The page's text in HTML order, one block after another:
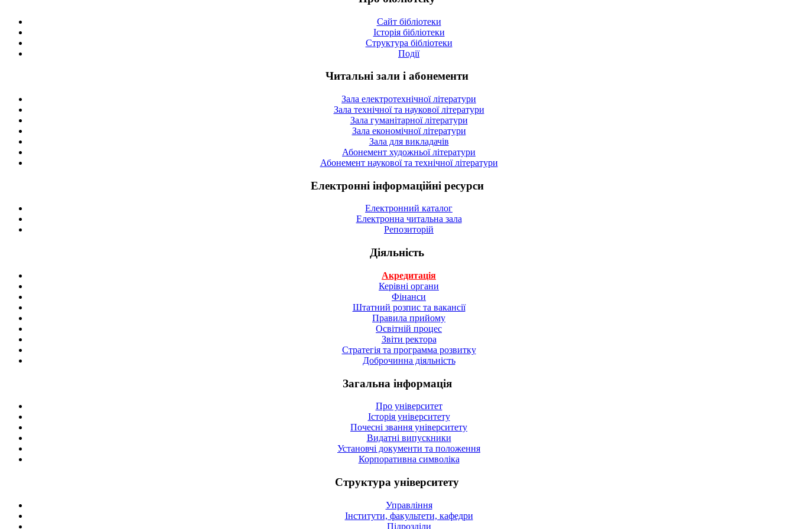
Сайт бібліотеки
Історія бібліотеки
Структура бібліотеки
Події
Читальні зали і абонементи
Зала електротехнічної літератури
Зала технічної та наукової літератури
Зала гуманітарної літератури
Зала економічної літератури
Зала для викладачів
Абонемент художньої літератури
Абонемент наукової та технічної літератури
Електронні інформаційні ресурси
Електронний каталог
Електронна читальна зала
Репозиторій
Діяльність
Акредитація
Керівні органи
Фінанси
Штатний розпис та вакансії
Правила прийому
Освітній процес
Звіти ректора
Стратегія та программа розвитку
Доброчинна діяльність
Загальна інформація
Про університет
Історія університету
Почесні звання університету
Видатні випускники
Установчі документи та положення
Корпоративна символiка
Структура університету
Управління
Інститути, факультети, кафедри
Підрозділи